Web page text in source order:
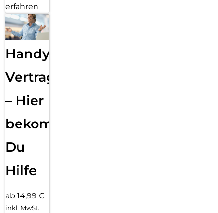
erfahren
Handy
Vertragsabwicklung
– Hier
bekommst
Du
Hilfe
ab 14,99 €
inkl. MwSt.